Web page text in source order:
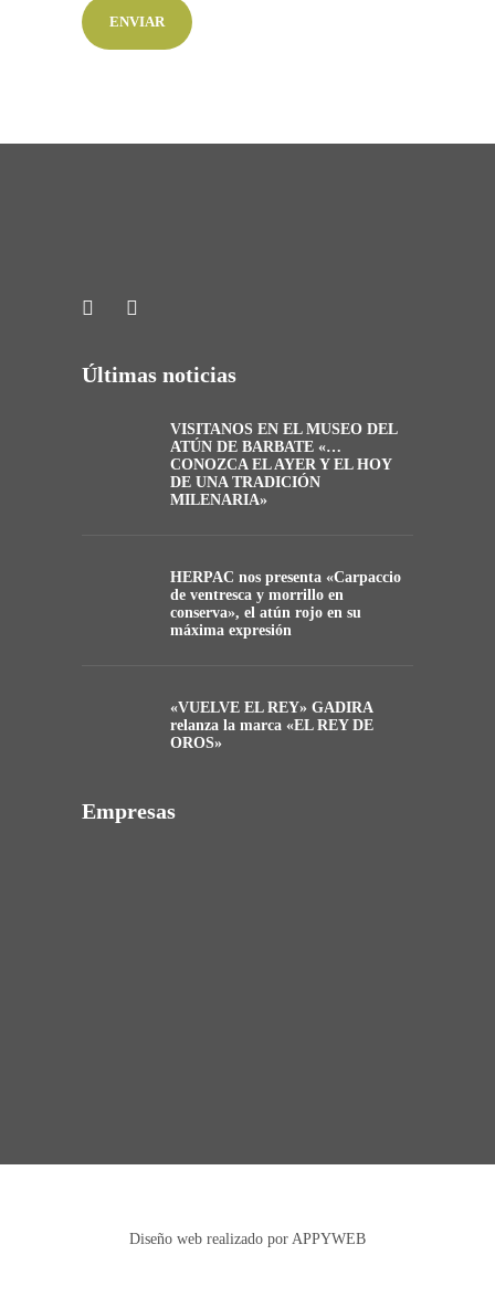
Últimas noticias
VISITANOS EN EL MUSEO DEL
ATÚN DE BARBATE «…
CONOZCA EL AYER Y EL HOY
DE UNA TRADICIÓN
MILENARIA»
HERPAC nos presenta «Carpaccio
de ventresca y morrillo en
conserva», el atún rojo en su
máxima expresión
«VUELVE EL REY» GADIRA
relanza la marca «EL REY DE
OROS»
Empresas
Diseño web realizado por APPYWEB